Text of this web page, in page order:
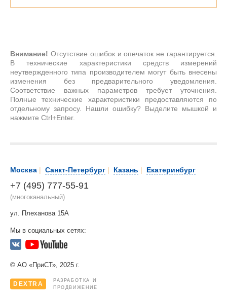
Внимание! Отсутствие ошибок и опечаток не гарантируется.
В технические характеристики средств измерений
неутвержденного типа производителем могут быть внесены
изменения без предварительного уведомления.
Соответствие важных параметров требует уточнения.
Полные технические характеристики предоставляются по
отдельному запросу. Нашли ошибку? Выделите мышкой и
нажмите Ctrl+Enter.
Москва | Санкт-Петербург | Казань | Екатеринбург
+7 (495) 777-55-91
(многоканальный)
ул. Плеханова 15А
Мы в социальных сетях:
© АО «ПриСТ», 2025 г.
DEXTRA
РАЗРАБОТКА И
ПРОДВИЖЕНИЕ